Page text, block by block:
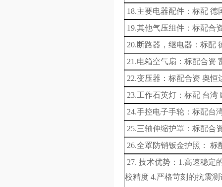
18.主要电器配件：标配 德
19.其他气压组件：标配合
20.断路器，继电器：标配
21.电箱空气扇：标配合资
22.变压器：标配合资 奥恒
23.工作石英灯：标配 台湾
24.手控电子手轮：标配台
25.三轴伸缩护罩：标配合
26.全罩防销钣金护照： 标
27. 技术优势： 1.高速稳定
校精度 4.严格苛刻的抗震